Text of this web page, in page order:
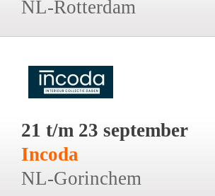
NL-Rotterdam
21 t/m 23 september
Incoda
NL-Gorinchem